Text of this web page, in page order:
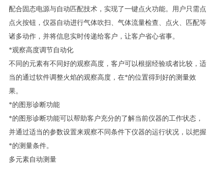
配合固态电源与自动匹配技术，实现了一键点火功能。用户只需点
点火按钮，仪器自动进行气体吹扫、气体流量检查、点火、匹配等
诸多动作，并将信息实时传递给客户，让客户省心省事。
*观察高度调节自动化
不同的元素有不同好的观察高度，客户可以根据经验或者比较，适
当的通过软件调整火焰的观察高度，在*的位置得到好的测量效
果。
*的图形诊断功能
*的图形诊断功能可以帮助客户充分的了解当前仪器的工作状态，
并通过适当的参数设置来观察不同条件下仪器的运行状况，以把握
*的测量条件。
多元素自动测量